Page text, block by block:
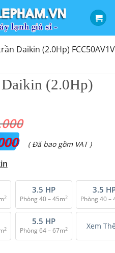
Daikin (2.0Hp) FCC50AV1V
(2.0Hp)
Giá
là:
₫ 20.800.000.
( Đã bao gồm VAT )
2
3.5 HP
Phòng 40 – 45m2
3.5
Phòng 40 –
2
5.5 HP
Phòng 64 – 67m2 Xem
số lượng